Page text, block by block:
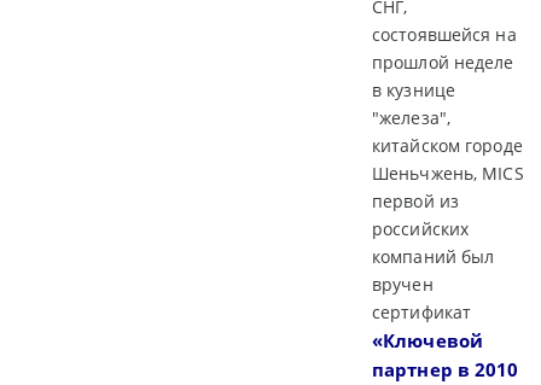
СНГ,
состоявшейся на
прошлой неделе
в кузнице
"железа",
китайском городе
Шеньчжень, MICS
первой из
российских
компаний был
вручен
сертификат
«Ключевой
партнер в 2010